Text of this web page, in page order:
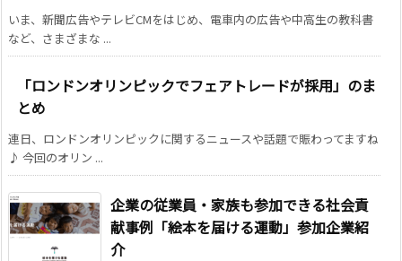
いま、新聞広告やテレビCMをはじめ、電車内の広告や中高生の教科書
など、さまざまな ...
「ロンドンオリンピックでフェアトレードが採用」のま
とめ
連日、ロンドンオリンピックに関するニュースや話題で賑わってますね
♪ 今回のオリン ...
企業の従業員・家族も参加できる社会貢
献事例「絵本を届ける運動」参加企業紹
介